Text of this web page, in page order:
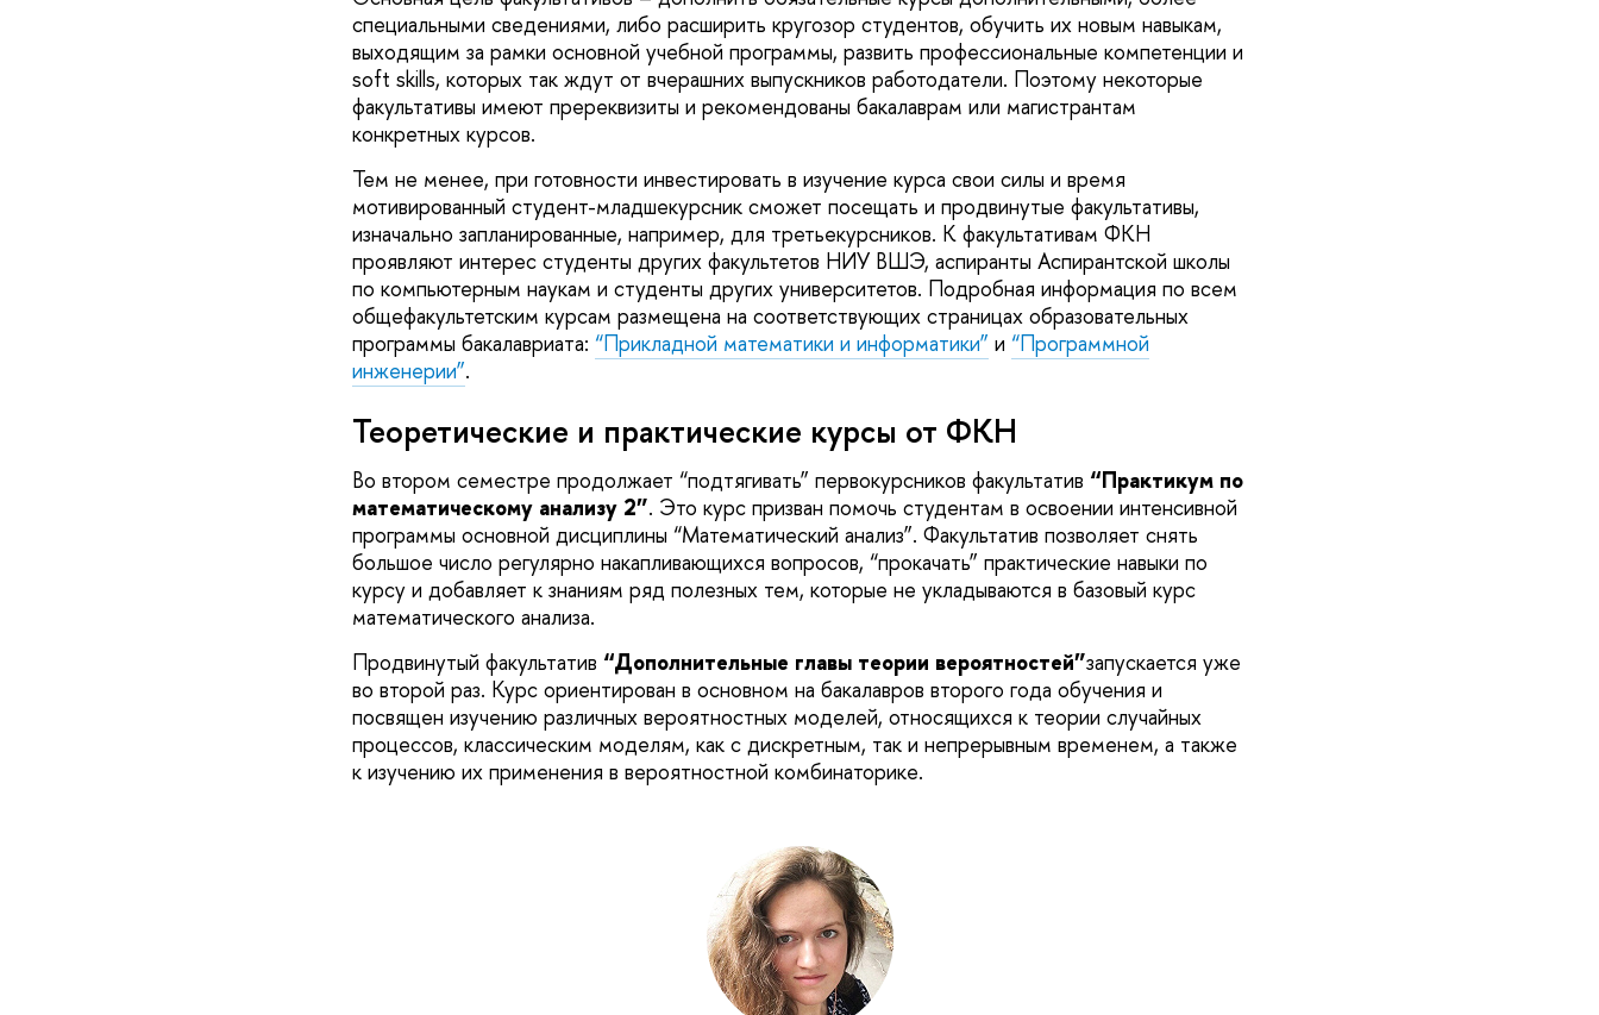
специальными сведениями, либо расширить кругозор студентов, обучить их новым навыкам,
выходящим за рамки основной учебной программы, развить профессиональные компетенции и
soft skills, которых так ждут от вчерашних выпускников работодатели. Поэтому некоторые
факультативы имеют пререквизиты и рекомендованы бакалаврам или магистрантам
конкретных курсов.
Тем не менее, при готовности инвестировать в изучение курса свои силы и время
мотивированный студент-младшекурсник сможет посещать и продвинутые факультативы,
изначально запланированные, например, для третьекурсников. К факультативам ФКН
проявляют интерес студенты других факультетов НИУ ВШЭ, аспиранты Аспирантской школы
по компьютерным наукам и студенты других университетов. Подробная информация по всем
общефакультетским курсам размещена на соответствующих страницах образовательных
программы бакалавриата: “Прикладной математики и информатики” и “Программной
инженерии”.
Теоретические и практические курсы от ФКН
Во втором семестре продолжает “подтягивать” первокурсников факультатив “Практикум по
математическому анализу 2”. Это курс призван помочь студентам в освоении интенсивной
программы основной дисциплины “Математический анализ”. Факультатив позволяет снять
большое число регулярно накапливающихся вопросов, “прокачать” практические навыки по
курсу и добавляет к знаниям ряд полезных тем, которые не укладываются в базовый курс
математического анализа.
Продвинутый факультатив “Дополнительные главы теории вероятностей”запускается уже
во второй раз. Курс ориентирован в основном на бакалавров второго года обучения и
посвящен изучению различных вероятностных моделей, относящихся к теории случайных
процессов, классическим моделям, как с дискретным, так и непрерывным временем, а также
к изучению их применения в вероятностной комбинаторике.